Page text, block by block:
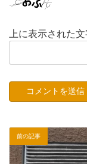
上に表示された文
前の記事